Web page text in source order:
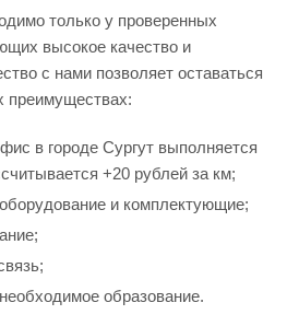
только у проверенных
высокое качество и
с нами позволяет оставаться
в городе Сургут выполняется
+20 рублей за км;
и комплектующие;
образование.